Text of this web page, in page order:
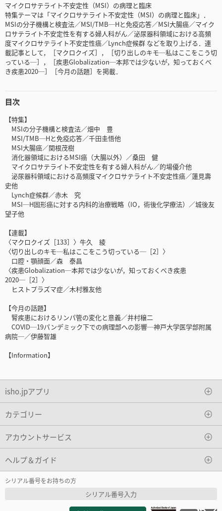
マイクロサテライト不安定性（MSI）の病理と臨床
特集テーマは「マイクロサテライト不安定性（MSI）の病理と臨床」．
MSIの分子機構と検査法／MSI/TMB─Hと免疫応答／MSI大腸癌／マイク
ロサテライト不安定性を有する婦人科がん／泌尿器科領域における高頻
度マイクロサテライト不安定性癌／Lynch症候群 などを取り上げる．連
載記事として，［マクロクイズ］，［切り出しのキモ─私はここをこう切
っている─］，［疾患Globalization─本邦では少ないが，知っておくべ
き疾患2020─］［今月の話題］を掲載．
目次
【特集】
MSIの分子機構と検査法／畑中 豊
MSI/TMB─Hと免疫応答／千田圭悟他
MSI大腸癌／関根茂樹
消化器領域におけるMSI癌（大腸以外）／桑田 健
マイクロサテライト不安定性を有する婦人科がん／的場優介他
泌尿器科領域における高頻度マイクロサテライト不安定性癌／蓮見壽
史他
Lynch症候群／赤木 究
MSI─H固形癌に対する内科的治療戦略（IO，術後化学療法）／城後友
望子他
【連載】
〈マクロクイズ［133］〉牛久 綾
〈切り出しのキモ─私はここをこう切っている─［2］〉
口腔・顎顔面／森 泰昌
〈疾患Globalization─本邦では少ないが，知っておくべき疾患
2020─［2］〉
ヒストプラズマ症／木村雅友他
【今月の話題】
腎疾患におけるリンパ管の変化と意義／井村穣二
COVID─19パンデミック下での病理部への影響─神戸大学医学部附属
病院─／伊藤智雄
【Information】
isho.jpアプリ
カテゴリー
アカウントサービス
ヘルプ＆ガイド
シリアル番号をお持ちの方
シリアル番号入力